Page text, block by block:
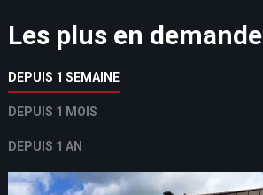
Les plus en demande
DEPUIS 1 SEMAINE
DEPUIS 1 MOIS
DEPUIS 1 AN